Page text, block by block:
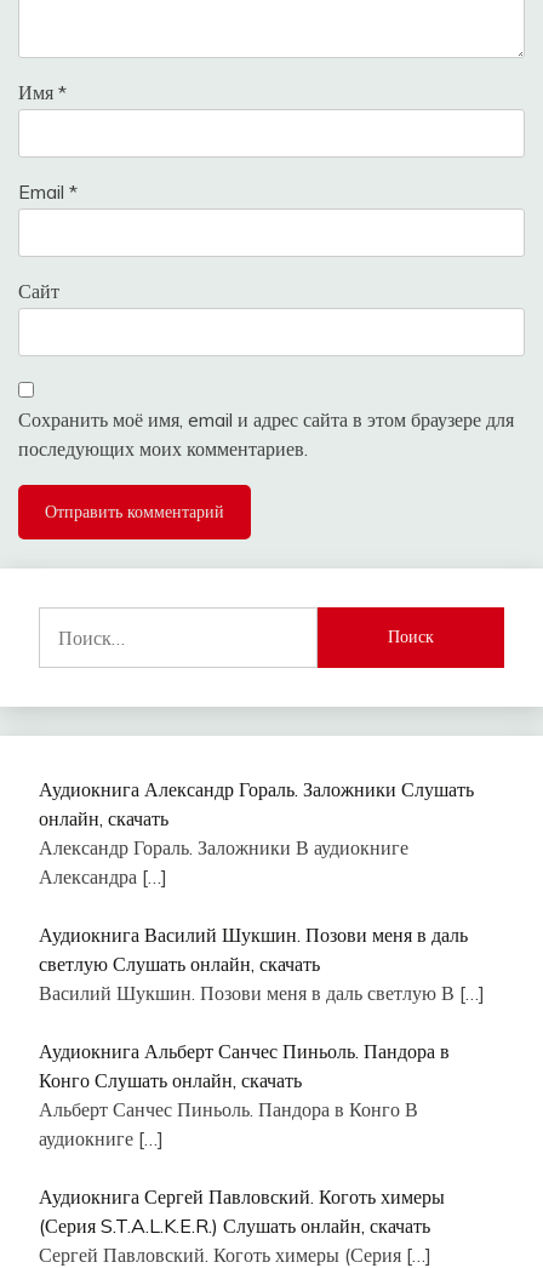
Имя *
Email *
Сайт
Сохранить моё имя, email и адрес сайта в этом браузере для
последующих моих комментариев.
Аудиокнига Александр Гораль. Заложники Слушать
онлайн, скачать
Александр Гораль. Заложники В аудиокниге
Александра […]
Аудиокнига Василий Шукшин. Позови меня в даль
светлую Слушать онлайн, скачать
Василий Шукшин. Позови меня в даль светлую В […]
Аудиокнига Альберт Санчес Пиньоль. Пандора в
Конго Слушать онлайн, скачать
Альберт Санчес Пиньоль. Пандора в Конго В
аудиокниге […]
Аудиокнига Сергей Павловский. Коготь химеры
(Серия S.T.A.L.K.E.R.) Слушать онлайн, скачать
Сергей Павловский. Коготь химеры (Серия […]